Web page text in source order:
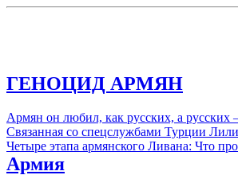
ГЕНОЦИД АРМЯН
Армян он любил, как русских, а
Связанная со спецслужбами Турции
Четыре этапа армянского Ливана: Что
Армия